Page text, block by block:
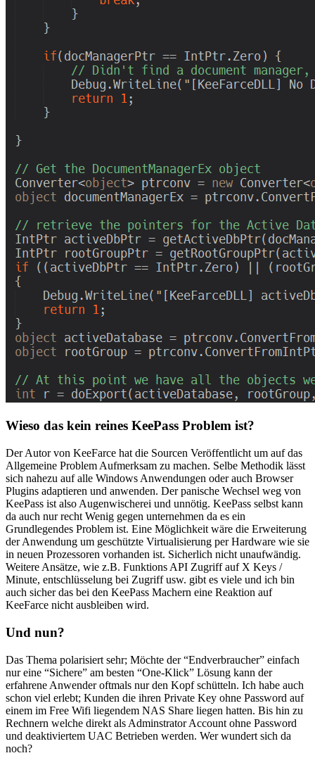
Wieso das kein reines KeePass Problem ist?
Der Autor von KeeFarce hat die Sourcen Veröffentlicht um auf das
Allgemeine Problem Aufmerksam zu machen. Selbe Methodik lässt
sich nahezu auf alle Windows Anwendungen oder auch Browser
Plugins adaptieren und anwenden. Der panische Wechsel weg von
KeePass ist also Augenwischerei und unnötig. KeePass selbst kann
da auch nur recht Wenig gegen unternehmen da es ein
Grundlegendes Problem ist. Eine Möglichkeit wäre die Erweiterung
der Anwendung um geschützte Virtualisierung per Hardware wie sie
in neuen Prozessoren vorhanden ist. Sicherlich nicht unaufwändig.
Weitere Ansätze, wie z.B. Funktions API Zugriff auf X Keys /
Minute, entschlüsselung bei Zugriff usw. gibt es viele und ich bin
auch sicher das bei den KeePass Machern eine Reaktion auf
KeeFarce nicht ausbleiben wird.
Und nun?
Das Thema polarisiert sehr; Möchte der “Endverbraucher” einfach
nur eine “Sichere” am besten “One-Klick” Lösung kann der
erfahrene Anwender oftmals nur den Kopf schütteln. Ich habe auch
schon viel erlebt; Kunden die ihren Private Key ohne Password auf
einem im Free Wifi liegendem NAS Share liegen hatten. Bis hin zu
Rechnern welche direkt als Adminstrator Account ohne Password
und deaktiviertem UAC Betrieben werden. Wer wundert sich da
noch?